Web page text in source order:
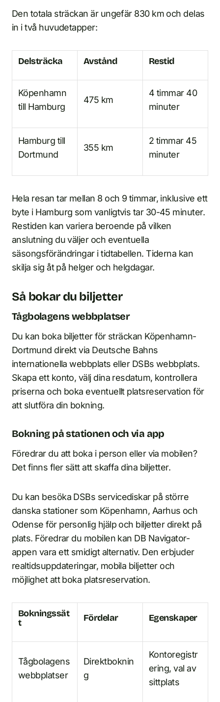
Den totala sträckan är ungefär 830 km och delas
in i två huvudetapper:
Delsträcka Avstånd Restid
Köpenhamn
till Hamburg
475 km
4 timmar 40
minuter
Hamburg till
Dortmund
355 km
2 timmar 45
minuter
Hela resan tar mellan 8 och 9 timmar, inklusive ett
byte i Hamburg som vanligtvis tar 30-45 minuter.
Restiden kan variera beroende på vilken
anslutning du väljer och eventuella
säsongsförändringar i tidtabellen. Tiderna kan
skilja sig åt på helger och helgdagar.
Så bokar du biljetter
Tågbolagens webbplatser
Du kan boka biljetter för sträckan Köpenhamn-
Dortmund direkt via Deutsche Bahns
internationella webbplats eller DSBs webbplats.
Skapa ett konto, välj dina resdatum, kontrollera
priserna och boka eventuellt platsreservation för
att slutföra din bokning.
Bokning på stationen och via app
Föredrar du att boka i person eller via mobilen?
Det finns fler sätt att skaffa dina biljetter.
Du kan besöka DSBs servicediskar på större
danska stationer som Köpenhamn, Aarhus och
Odense för personlig hjälp och biljetter direkt på
plats. Föredrar du mobilen kan DB Navigator-
appen vara ett smidigt alternativ. Den erbjuder
realtidsuppdateringar, mobila biljetter och
möjlighet att boka platsreservation.
Bokningssät
t
Fördelar Egenskaper
Tågbolagens
webbplatser
Direktboknin
g
Kontoregistr
ering, val av
sittplats